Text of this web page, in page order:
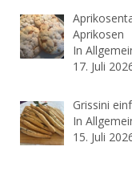
Aprikosen
In
17. Juli
Grissini
In
15. Juli